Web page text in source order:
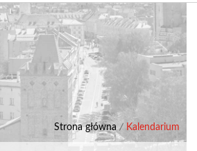
serwisie
Strona główna / Kalendarium